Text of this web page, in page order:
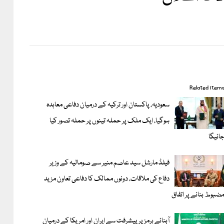
Related items
سعودیہ، پاکستان اور ترکیہ کے درمیان دفاعی معاہدہ
ہوگیا، ایک ملک پر حملہ تینوں پر حملہ تصور کیا
جائیگا
فیلڈ مارشل سید عاصم منیر سے صومالیہ کے وزیر
دفاع کی ملاقات، دونوں ممالک کا دفاعی تعاون مزید
مضبوط بنانے پر اتفاق
آبنائے ہرمز پر پیشرفت سے ایران اور امریکا کے درمیان